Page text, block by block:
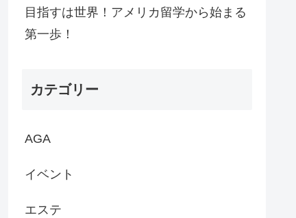
目指すは世界！アメリカ留学から始まる
第一歩！
カテゴリー
AGA
イベント
エステ